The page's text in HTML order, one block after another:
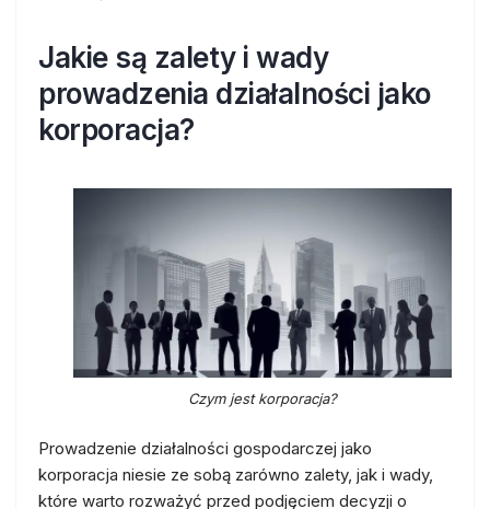
Jakie są zalety i wady
prowadzenia działalności jako
korporacja?
Czym jest korporacja?
Prowadzenie działalności gospodarczej jako
korporacja niesie ze sobą zarówno zalety, jak i wady,
które warto rozważyć przed podjęciem decyzji o